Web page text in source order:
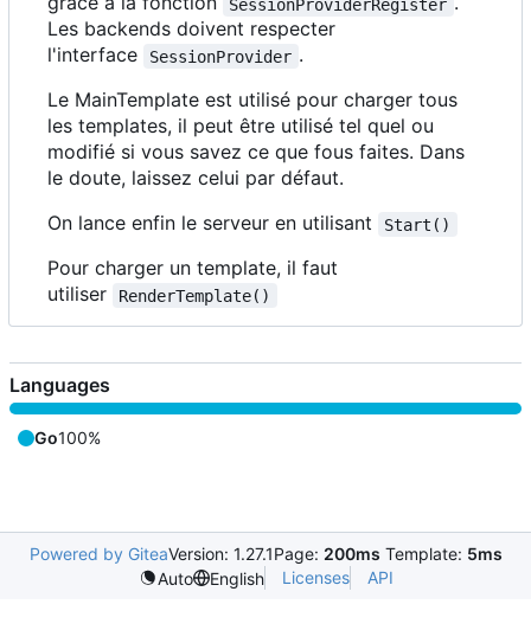
SessionProviderRegister
Les backends doivent respecter
l'interface
SessionProvider .
Le MainTemplate est utilisé pour charger tous
les templates, il peut être utilisé tel quel ou
modifié si vous savez ce que fous faites. Dans
le doute, laissez celui par défaut.
On lance enfin le serveur en utilisant
Start()
Pour charger un template, il faut
utiliser
RenderTemplate()
Languages
Go100%
Powered by GiteaVersion: 1.27.1Page: 200ms Template: 5ms
Auto
English Licenses API